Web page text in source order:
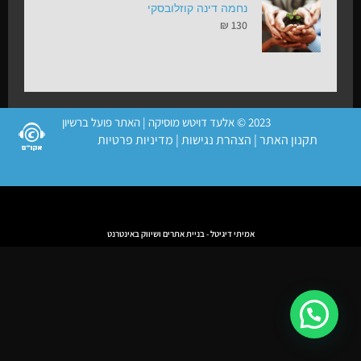
נחמה דינה קוזלובסקי
₪ 130
2023 © אלעד דויטש מוסיקה | האתר פועל ברשיון
תקנון האתר| הצהרת נגישות| מדיניות פרטיות
אמיתי דיגיטל - בניית אתרים ושיווק באינטרנט